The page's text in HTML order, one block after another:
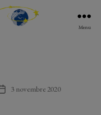
Menu
Date3 novembre 2020